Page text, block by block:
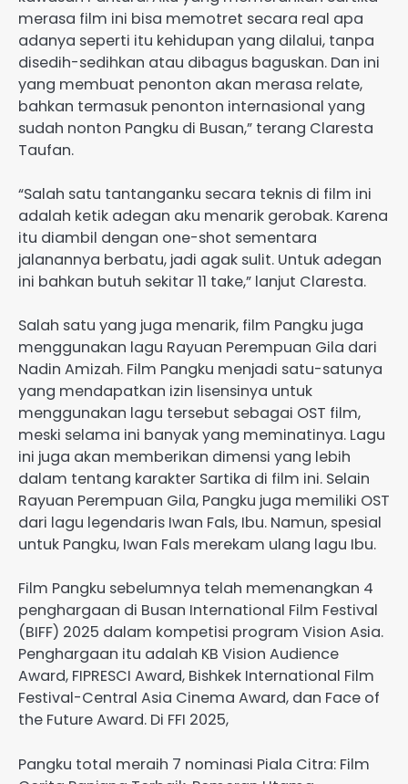
merasa film ini bisa memotret secara real apa
adanya seperti itu kehidupan yang dilalui, tanpa
disedih-sedihkan atau dibagus baguskan. Dan ini
yang membuat penonton akan merasa relate,
bahkan termasuk penonton internasional yang
sudah nonton Pangku di Busan,” terang Claresta
Taufan.
“Salah satu tantanganku secara teknis di film ini
adalah ketik adegan aku menarik gerobak. Karena
itu diambil dengan one-shot sementara
jalanannya berbatu, jadi agak sulit. Untuk adegan
ini bahkan butuh sekitar 11 take,” lanjut Claresta.
Salah satu yang juga menarik, film Pangku juga
menggunakan lagu Rayuan Perempuan Gila dari
Nadin Amizah. Film Pangku menjadi satu-satunya
yang mendapatkan izin lisensinya untuk
menggunakan lagu tersebut sebagai OST film,
meski selama ini banyak yang meminatinya. Lagu
ini juga akan memberikan dimensi yang lebih
dalam tentang karakter Sartika di film ini. Selain
Rayuan Perempuan Gila, Pangku juga memiliki OST
dari lagu legendaris Iwan Fals, Ibu. Namun, spesial
untuk Pangku, Iwan Fals merekam ulang lagu Ibu.
Film Pangku sebelumnya telah memenangkan 4
penghargaan di Busan International Film Festival
(BIFF) 2025 dalam kompetisi program Vision Asia.
Penghargaan itu adalah KB Vision Audience
Award, FIPRESCI Award, Bishkek International Film
Festival-Central Asia Cinema Award, dan Face of
the Future Award. Di FFI 2025,
Pangku total meraih 7 nominasi Piala Citra: Film